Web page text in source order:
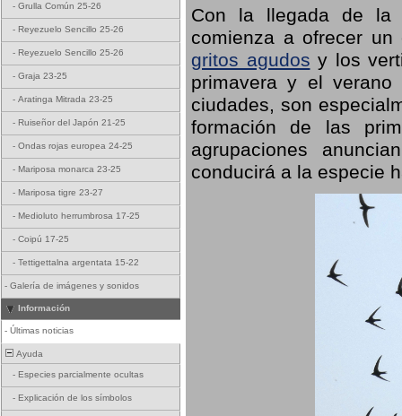
- Grulla Común 25-26
- Reyezuelo Sencillo 25-26
- Reyezuelo Sencillo 25-26
- Graja 23-25
- Aratinga Mitrada 23-25
- Ruiseñor del Japón 21-25
- Ondas rojas europea 24-25
- Mariposa monarca 23-25
- Mariposa tigre 23-27
- Medioluto herrumbrosa 17-25
- Coipú 17-25
- Tettigettalna argentata 15-22
- Galería de imágenes y sonidos
Información
- Últimas noticias
Ayuda
- Especies parcialmente ocultas
- Explicación de los símbolos
Con la llegada de la
comienza a ofrecer un
gritos agudos y los
primavera y el
ciudades, son
formación de las
agrupaciones
conducirá a la especie